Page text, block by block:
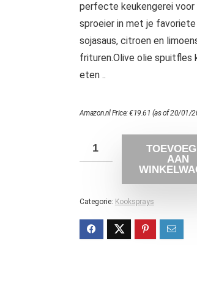
perfecte keukengerei voor
sproeier in met je favoriete
sojasaus, citroen en
frituren.Olive olie spuitfles
eten ..
Amazon.nl Price:€19.61 (as of 20/01/
AAN
Categorie: Kooksprays